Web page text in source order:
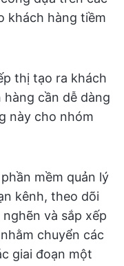
khách hàng tiềm
thị tạo ra khách
cần dễ dàng
này cho nhóm
mềm quản lý
kênh, theo dõi
và sắp xếp
chuyển các
giai đoạn một